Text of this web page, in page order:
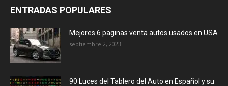
ENTRADAS POPULARES
Mejores 6 paginas venta autos usados en USA
septiembre 2, 2023
90 Luces del Tablero del Auto en Español y su